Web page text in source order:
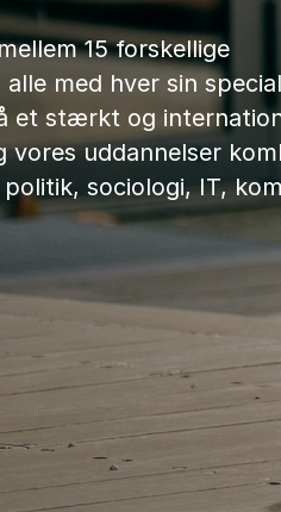
15 forskellige
med hver sin
et stærkt og
vores uddannelser
sociologi, IT,